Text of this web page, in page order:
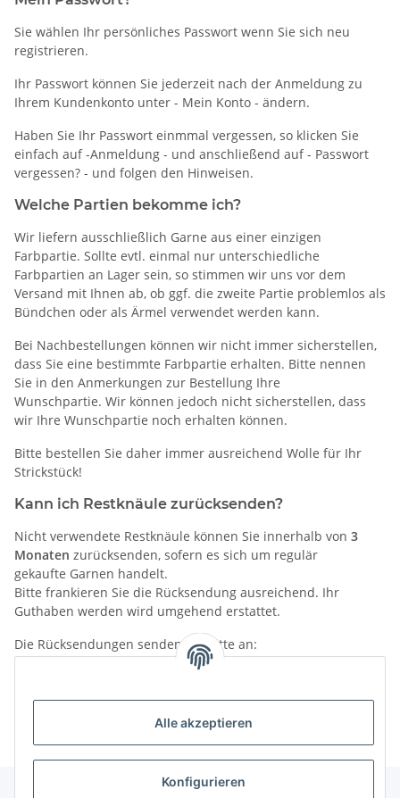
Alle akzeptieren
Konfigurieren
Sie wählen Ihr persönliches Passwort wenn Sie sich neu
registrieren.
Ihr Passwort können Sie jederzeit nach der Anmeldung zu
Ihrem Kundenkonto unter - Mein Konto - ändern.
Haben Sie Ihr Passwort einmmal vergessen, so klicken Sie
einfach auf -Anmeldung - und anschließend auf - Passwort
vergessen? - und folgen den Hinweisen.
Welche Partien bekomme ich?
Wir liefern ausschließlich Garne aus einer einzigen
Farbpartie. Sollte evtl. einmal nur unterschiedliche
Farbpartien an Lager sein, so stimmen wir uns vor dem
Versand mit Ihnen ab, ob ggf. die zweite Partie problemlos als
Bündchen oder als Ärmel verwendet werden kann.
Bei Nachbestellungen können wir nicht immer sicherstellen,
dass Sie eine bestimmte Farbpartie erhalten. Bitte nennen
Sie in den Anmerkungen zur Bestellung Ihre
Wunschpartie. Wir können jedoch nicht sicherstellen, dass
wir Ihre Wunschpartie noch erhalten können.
Bitte bestellen Sie daher immer ausreichend Wolle für Ihr
Strickstück!
Kann ich Restknäule zurücksenden?
Nicht verwendete Restknäule können Sie innerhalb von 3
Monaten zurücksenden, sofern es sich um regulär
gekaufte Garnen handelt.
Bitte frankieren Sie die Rücksendung ausreichend. Ihr
Guthaben werden wird umgehend erstattet.
Die Rücksendungen senden Sie bitte an:
Wolle im Quadrat
68161 Mannheim